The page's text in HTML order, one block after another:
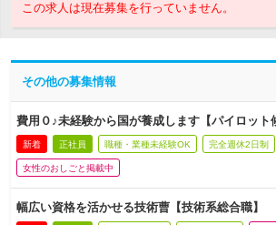
この求人は現在募集を行っていません。
その他の募集情報
費用０♪未経験から国が養成します【パイロッ
新着 正社員 職種・業種未経験OK 完全週休2日制
女性のおしごと掲載中
幅広い資格を活かせる技術曹【技術系総合職】